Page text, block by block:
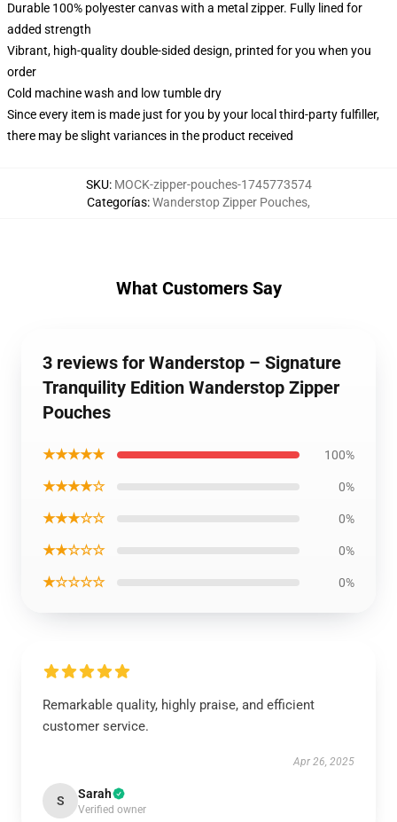
Durable 100% polyester canvas with a metal zipper. Fully lined for
added strength
Vibrant, high-quality double-sided design, printed for you when you
order
Cold machine wash and low tumble dry
Since every item is made just for you by your local third-party fulfiller,
there may be slight variances in the product received
SKU: MOCK-zipper-pouches-1745773574
Categorías:Wanderstop Zipper Pouches,
What Customers Say
3 reviews for Wanderstop – Signature
Tranquility Edition Wanderstop Zipper
Pouches
★★★★★ 100%
★★★★☆ 0%
★★★☆☆ 0%
★★☆☆☆ 0%
★☆☆☆☆ 0%
Remarkable quality, highly praise, and efficient
customer service.
Apr 26, 2025
S Sarah
Verified owner